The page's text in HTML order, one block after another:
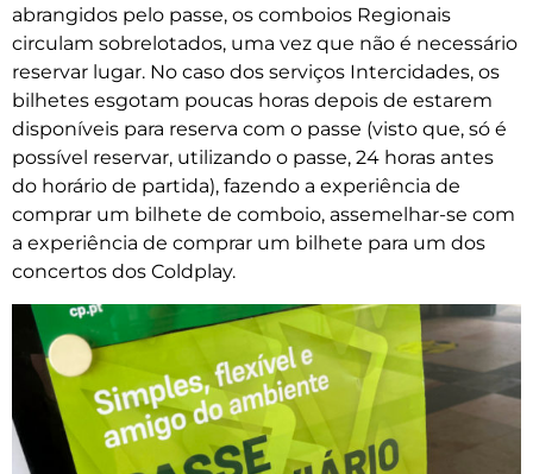
abrangidos pelo passe, os comboios Regionais
circulam sobrelotados, uma vez que não é necessário
reservar lugar. No caso dos serviços Intercidades, os
bilhetes esgotam poucas horas depois de estarem
disponíveis para reserva com o passe (visto que, só é
possível reservar, utilizando o passe, 24 horas antes
do horário de partida), fazendo a experiência de
comprar um bilhete de comboio, assemelhar-se com
a experiência de comprar um bilhete para um dos
concertos dos Coldplay.